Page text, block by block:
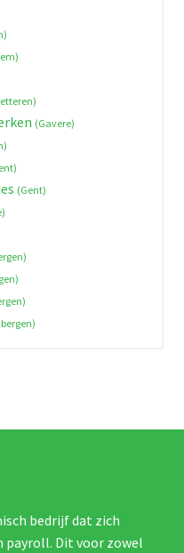
(Gavere)
(Gent)
bedrijf dat zich
payroll. Dit voor zowel